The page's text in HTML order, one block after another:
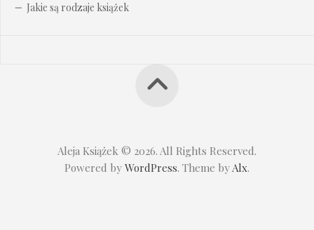
Jakie są rodzaje książek
Aleja Książek © 2026. All Rights Reserved.
Powered by WordPress. Theme byAlx.